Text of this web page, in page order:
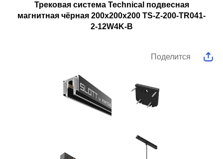
Трековая система Technical подвесная
магнитная чёрная 200x200x200 TS-Z-200-TR041-
2-12W4K-B
Поделится